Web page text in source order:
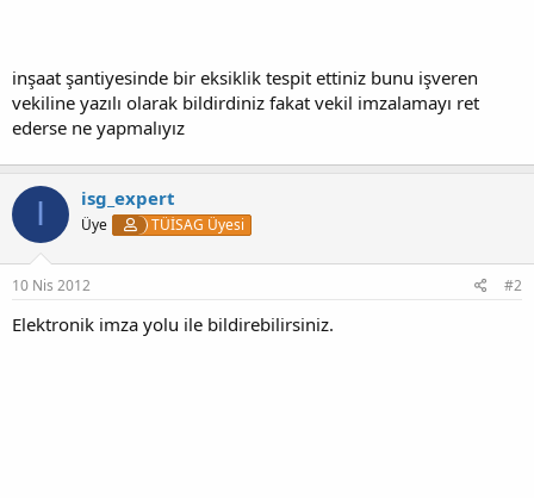
inşaat şantiyesinde bir eksiklik tespit ettiniz bunu işveren
vekiline yazılı olarak bildirdiniz fakat vekil imzalamayı ret
ederse ne yapmalıyız
I isg_expert
Üye TÜİSAG Üyesi
10 Nis 2012 #2
Elektronik imza yolu ile bildirebilirsiniz.